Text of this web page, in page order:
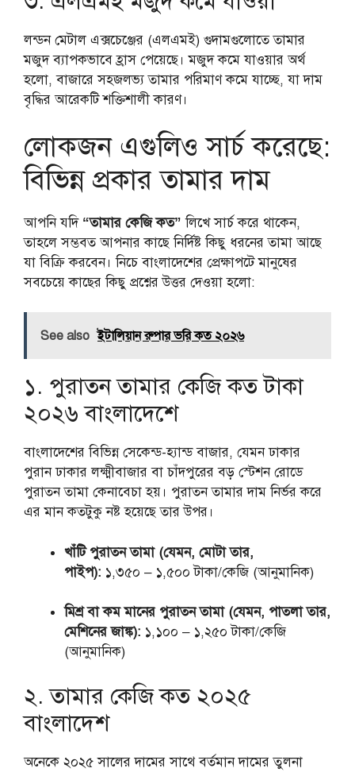
লন্ডন মেটাল এক্সচেঞ্জের (এলএমই) গুদামগুলোতে তামার
মজুদ ব্যাপকভাবে হ্রাস পেয়েছে। মজুদ কমে যাওয়ার অর্থ
হলো, বাজারে সহজলভ্য তামার পরিমাণ কমে যাচ্ছে, যা দাম
বৃদ্ধির আরেকটি শক্তিশালী কারণ।
লোকজন এগুলিও সার্চ করেছে:
বিভিন্ন প্রকার তামার দাম
আপনি যদি “তামার কেজি কত” লিখে সার্চ করে থাকেন,
তাহলে সম্ভবত আপনার কাছে নির্দিষ্ট কিছু ধরনের তামা আছে
যা বিক্রি করবেন। নিচে বাংলাদেশের প্রেক্ষাপটে মানুষের
সবচেয়ে কাছের কিছু প্রশ্নের উত্তর দেওয়া হলো:
See also ইটালিয়ান রুপার ভরি কত ২০২৬
১. পুরাতন তামার কেজি কত টাকা
২০২৬ বাংলাদেশে
বাংলাদেশের বিভিন্ন সেকেন্ড-হ্যান্ড বাজার, যেমন ঢাকার
পুরান ঢাকার লক্ষ্মীবাজার বা চাঁদপুরের বড় স্টেশন রোডে
পুরাতন তামা কেনাবেচা হয়। পুরাতন তামার দাম নির্ভর করে
এর মান কতটুকু নষ্ট হয়েছে তার উপর।
খাঁটি পুরাতন তামা (যেমন, মোটা তার,
পাইপ): ১,৩৫০ – ১,৫০০ টাকা/কেজি (আনুমানিক)
মিশ্র বা কম মানের পুরাতন তামা (যেমন, পাতলা তার,
মেশিনের জাঙ্ক): ১,১০০ – ১,২৫০ টাকা/কেজি
(আনুমানিক)
২. তামার কেজি কত ২০২৫
বাংলাদেশ
অনেকে ২০২৫ সালের দামের সাথে বর্তমান দামের তুলনা